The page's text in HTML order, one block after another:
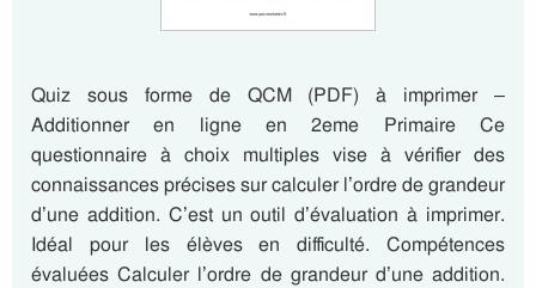
Quiz sous forme de QCM (PDF) à imprimer –
Additionner en ligne en 2eme Primaire Ce
questionnaire à choix multiples vise à vérifier des
connaissances précises sur calculer l’ordre de grandeur
d’une addition. C’est un outil d’évaluation à imprimer.
Idéal pour les élèves en difficulté. Compétences
évaluées Calculer l’ordre de grandeur d’une addition.